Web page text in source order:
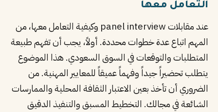
التعامل معها
عند مقابلات panel interview وكيفية التعامل معها، من
المهم اتباع عدة خطوات محددة. أولاً، يجب أن تفهم طبيعة
المتطلبات والتوقعات في السوق السعودي. هذا الموضوع
يتطلب تحضيراً جيداً وفهماً عميقاً للمعايير المهنية. من
الضروري أن تأخذ بعين الاعتبار الثقافة المحلية والممارسات
الشائعة في مجالك. التخطيط المسبق والتنفيذ الدقيق